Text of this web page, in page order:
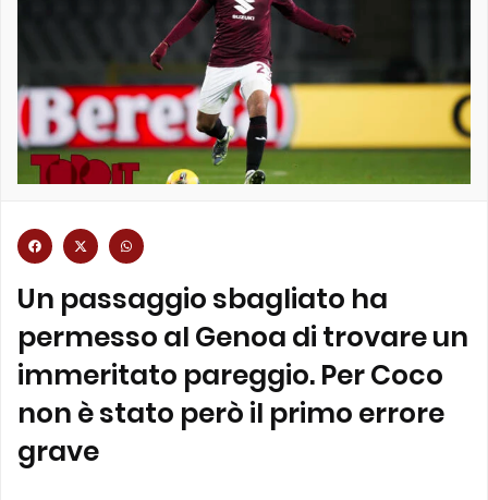
Un passaggio sbagliato ha
permesso al Genoa di trovare un
immeritato pareggio. Per Coco
non è stato però il primo errore
grave